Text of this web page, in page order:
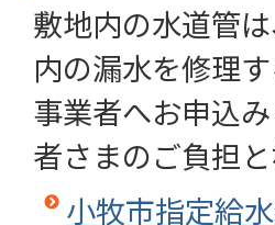
敷地内の水道管
内の漏水を修理
事業者へお申込
者さまのご負担と
小牧市指定給